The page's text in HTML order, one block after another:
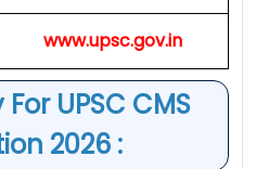
www.upsc.gov.in
UPSC CMS
2026 :